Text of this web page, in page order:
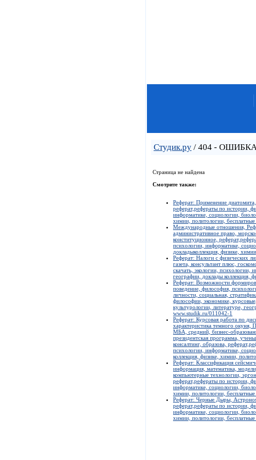
Студик.ру / 404 -
Страница не найдена
Смотрите также:
Реферат: Применение диатомита,
реферат,рефераты по истории,
информатике, социологии,
химии, политологии,
Международные отношения,
административное право,
конституционное,
психологии, информатике,
докладыколлекция, физике,
Реферат: Налоги с физических
газета, консультант плюс,
скачать, экологии, психологии,
географии, доклады коллекция,
Реферат: Возможности
поведение, философия,
личности, социальная,
философии, экономике,
культурологии, литературе,
www.studik.ru/011042-1
Реферат: Курсовая работа по
характеристика темного окуня,
МБА, средний, бизнес-
президентская программа,
консалтинг, образова,
психологии, информатике,
коллекция, физике, химии,
Реферат: Классификация
информация, математика,
компьютерные технологии,
реферат,рефераты по истории,
информатике, социологии,
химии, политологии,
Реферат: Черные Дыры,
реферат,рефераты по истории,
информатике, социологии,
химии, политологии,